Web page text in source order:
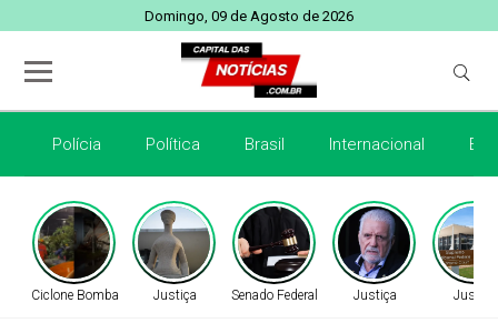
Domingo, 09 de Agosto de 2026
Polícia Política Brasil Internacional
Ciclone Bomba Justiça Senado Federal Justiça Justiça